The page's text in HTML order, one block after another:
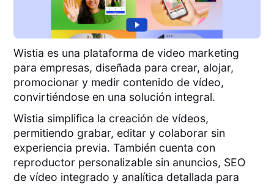
Wistia es una plataforma de video marketing
para empresas, diseñada para crear, alojar,
promocionar y medir contenido de vídeo,
convirtiéndose en una solución integral.
Wistia simplifica la creación de vídeos,
permitiendo grabar, editar y colaborar sin
experiencia previa. También cuenta con
reproductor personalizable sin anuncios, SEO
de vídeo integrado y analítica detallada para